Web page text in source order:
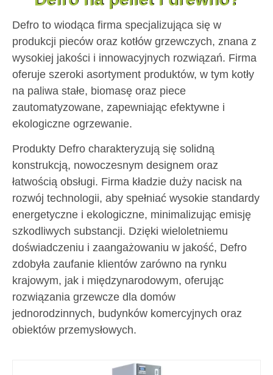
Defro to wiodąca firma specjalizująca się w
produkcji pieców oraz kotłów grzewczych, znana z
wysokiej jakości i innowacyjnych rozwiązań. Firma
oferuje szeroki asortyment produktów, w tym kotły
na paliwa stałe, biomasę oraz piece
zautomatyzowane, zapewniając efektywne i
ekologiczne ogrzewanie.
Produkty Defro charakteryzują się solidną
konstrukcją, nowoczesnym designem oraz
łatwością obsługi. Firma kładzie duży nacisk na
rozwój technologii, aby spełniać wysokie standardy
energetyczne i ekologiczne, minimalizując emisję
szkodliwych substancji. Dzięki wieloletniemu
doświadczeniu i zaangażowaniu w jakość, Defro
zdobyła zaufanie klientów zarówno na rynku
krajowym, jak i międzynarodowym, oferując
rozwiązania grzewcze dla domów
jednorodzinnych, budynków komercyjnych oraz
obiektów przemysłowych.